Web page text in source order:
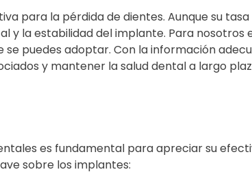
para la pérdida de dientes. Aunque su
y la estabilidad del implante. Para nosotros
puedes adoptar. Con la información
y mantener la salud dental a largo
es fundamental para apreciar su
sobre los implantes: